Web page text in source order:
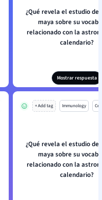
¿Qué revela el estudio de
maya sobre su
relacionado con la
calendario?
Mostrar respuesta
+ Add tag Immunology
¿Qué revela el estudio de
maya sobre su
relacionado con la
calendario?